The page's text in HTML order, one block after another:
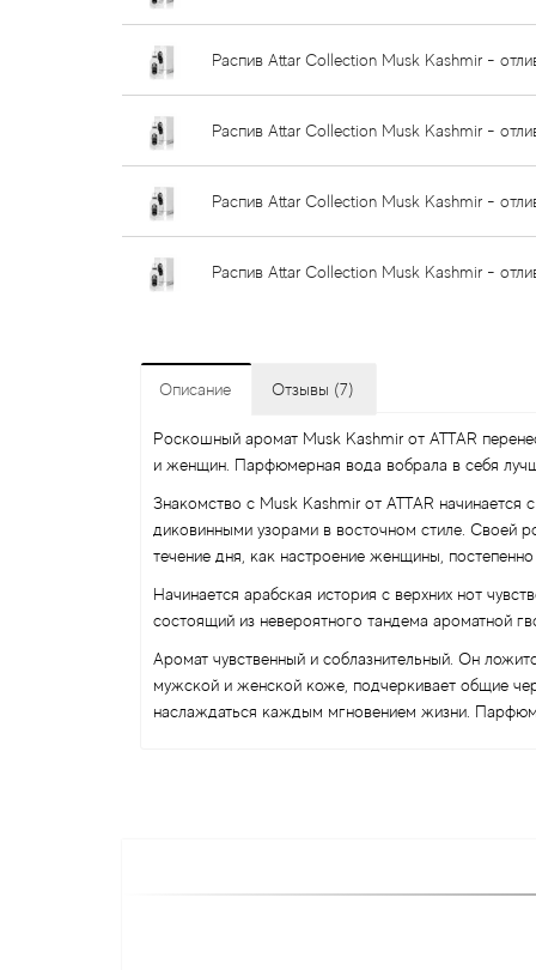
Распив Attar Collection Musk Kashmir -
Распив Attar Collection Musk Kashmir -
Распив Attar Collection Musk Kashmir -
Распив Attar Collection Musk Kashmir -
Описание Отзывы (7)
Роскошный аромат Musk Kashmir от ATTAR
и женщин. Парфюмерная вода вобрала в себя
Знакомство с Musk Kashmir от ATTAR
диковинными узорами в восточном стиле. Своей
течение дня, как настроение женщины,
Начинается арабская история с верхних нот
состоящий из невероятного тандема ароматной
Аромат чувственный и соблазнительный. Он
мужской и женской коже, подчеркивает общие
наслаждаться каждым мгновением жизни.